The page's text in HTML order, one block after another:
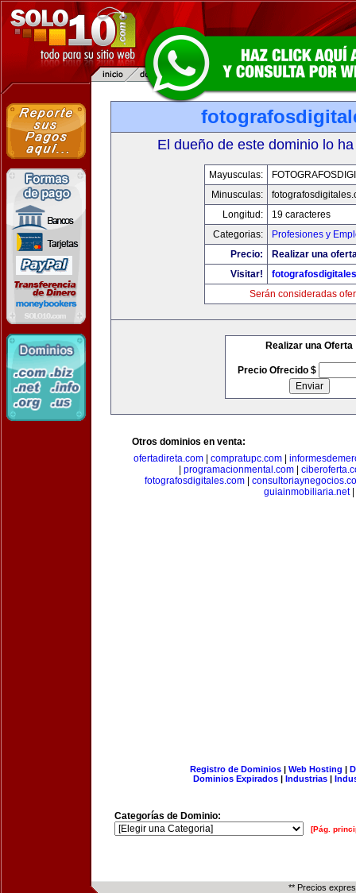
El dueño de este dominio lo
Mayusculas:
Minusculas:
Longitud:
19 caracteres
Categorias:
Profesiones y
Precio:
Realizar una
Visitar!
Serán consideradas
Realizar una Oferta
Precio Ofrecido $
Otros dominios en venta:
ofertadireta.com| compratupc.com|
programacionmental.com|
fotografosdigitales.com
guiainmobiliaria.net|
Registro de Dominios| Web Hosting |
Dominios Expirados | Industrias |
Categorías de Dominio:
[Pág.
** Precios